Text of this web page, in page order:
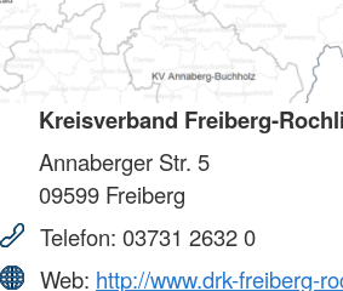
Kreisverband Freiberg-
Annaberger Str. 5
09599 Freiberg
Telefon: 03731 2632 0
Web: http://www.drk-freiberg-